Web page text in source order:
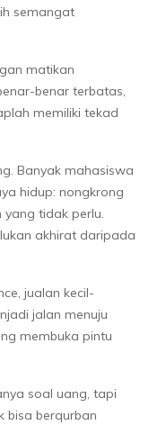
semangat
matikan
benar terbatas,
memiliki tekad
Banyak mahasiswa
hidup: nongkrong
yang tidak perlu.
akhirat daripada
jualan kecil-
jalan menuju
membuka pintu
soal uang, tapi
bisa berqurban